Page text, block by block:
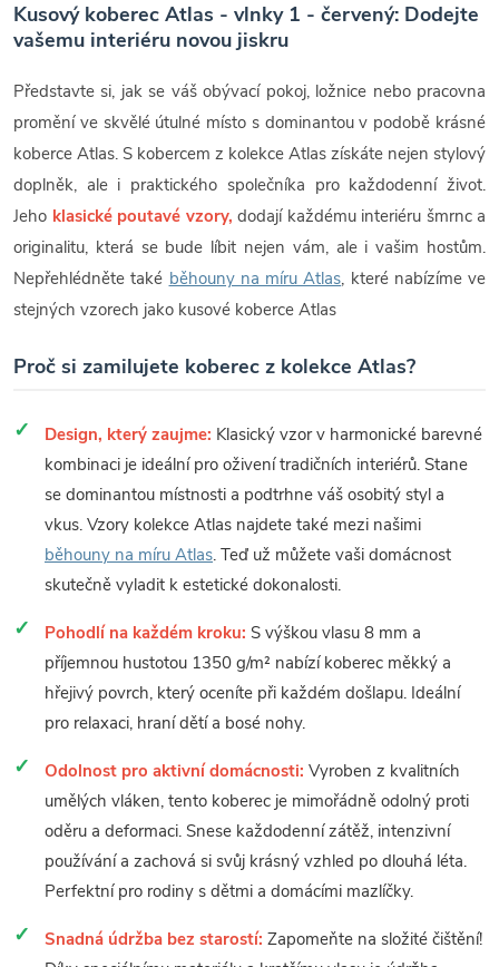
Kusový koberec Atlas - vlnky 1 - červený: Dodejte
vašemu interiéru novou jiskru
Představte si, jak se váš obývací pokoj, ložnice nebo pracovna
promění ve skvělé útulné místo s dominantou v podobě krásné
koberce Atlas. S kobercem z kolekce Atlas získáte nejen stylový
doplněk, ale i praktického společníka pro každodenní život.
Jeho klasické poutavé vzory, dodají každému interiéru šmrnc a
originalitu, která se bude líbit nejen vám, ale i vašim hostům.
Nepřehlédněte také běhouny na míru Atlas, které nabízíme ve
stejných vzorech jako kusové koberce Atlas
Proč si zamilujete koberec z kolekce Atlas?
Design, který zaujme: Klasický vzor v harmonické barevné
kombinaci je ideální pro oživení tradičních interiérů. Stane
se dominantou místnosti a podtrhne váš osobitý styl a
vkus. Vzory kolekce Atlas najdete také mezi našimi
běhouny na míru Atlas. Teď už můžete vaši domácnost
skutečně vyladit k estetické dokonalosti.
Pohodlí na každém kroku: S výškou vlasu 8 mm a
příjemnou hustotou 1350 g/m² nabízí koberec měkký a
hřejivý povrch, který oceníte při každém došlapu. Ideální
pro relaxaci, hraní dětí a bosé nohy.
Odolnost pro aktivní domácnosti: Vyroben z kvalitních
umělých vláken, tento koberec je mimořádně odolný proti
oděru a deformaci. Snese každodenní zátěž, intenzivní
používání a zachová si svůj krásný vzhled po dlouhá léta.
Perfektní pro rodiny s dětmi a domácími mazlíčky.
Snadná údržba bez starostí: Zapomeňte na složité čištění!